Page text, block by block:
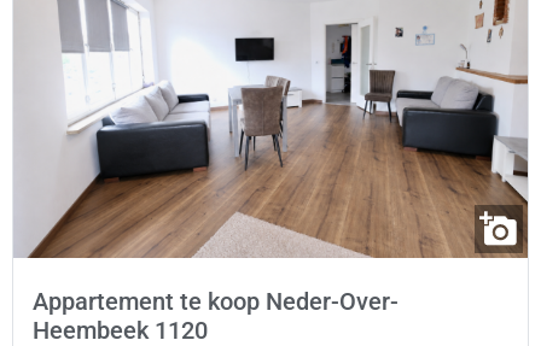
Appartement te koop Neder-Over-
Heembeek 1120